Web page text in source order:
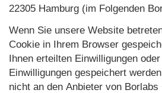
22305 Hamburg (im Folgenden
Wenn Sie unsere Website
Cookie in Ihrem Browser
Ihnen erteilten Einwilligungen
Einwilligungen gespeichert
nicht an den Anbieter von Borlabs